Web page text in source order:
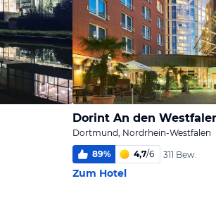
Dorint An den
Dortmund, Nordrhein-Westfalen
89% 4,7/6 311 Bew.
Zum Hotel